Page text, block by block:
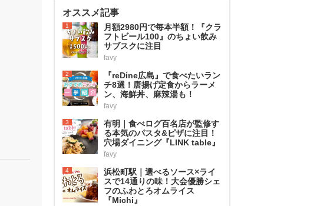
オススメ記事
1
月額2980円で毎本半額！『クラ
フトビール100』のちょい飲み
サブスクに注目
favy
2
『reDine広島』で食べたいラン
チ8選！唐揚げ定食からラーメ
ン、海鮮丼、麻辣湯も！
favy
3
有明｜食べログ百名店が監修す
る本気のパスタ&ピザに注目！
穴場ダイニング『LINK table』
favy
4
浜松町駅｜選べるソース×ライ
スで14通りの味！大会優勝シェ
フのふわとろオムライス
『Michi』